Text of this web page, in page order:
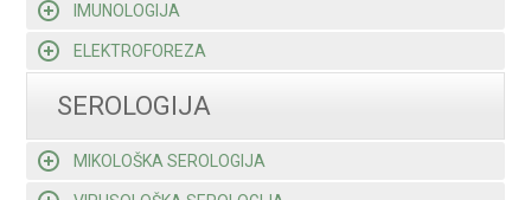
IMUNOLOGIJA
ELEKTROFOREZA
SEROLOGIJA
MIKOLOŠKA SEROLOGIJA